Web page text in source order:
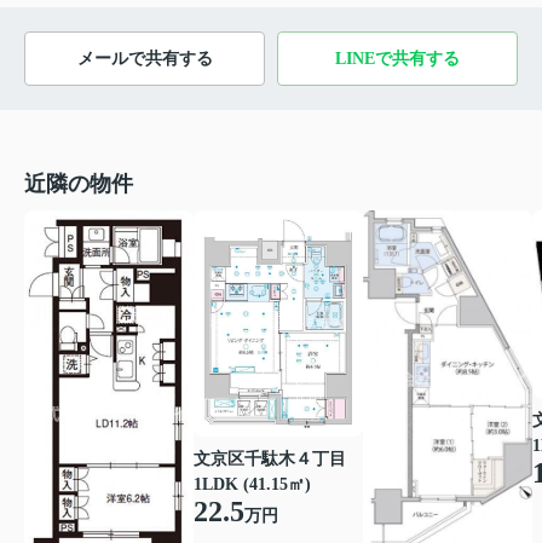
メールで共有する LINEで共有する
近隣の物件
文京区千駄木４丁目
1LDK (41.15㎡)
22.5万円